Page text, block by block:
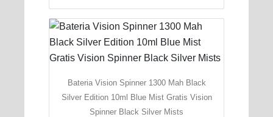
Bateria Vision Spinner 1300 Mah Black
Silver Edition 10ml Blue Mist Gratis Vision
Spinner Black Silver Mists